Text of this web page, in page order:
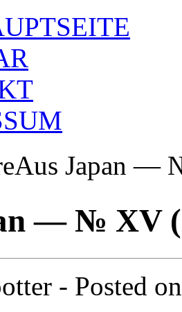
Aus Japan —
— № XV
- Posted